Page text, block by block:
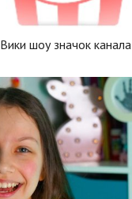
Вики шоу значок канала